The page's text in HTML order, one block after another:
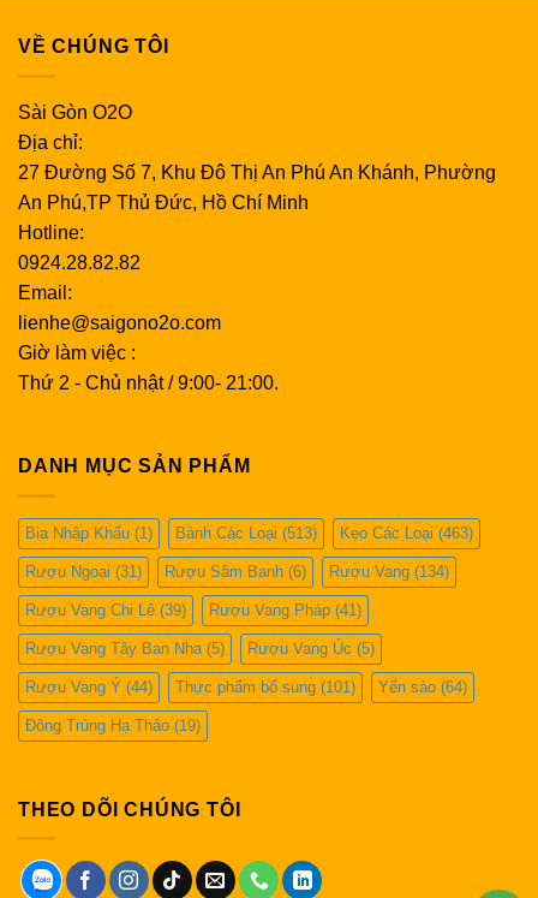
VỀ CHÚNG TÔI
Sài Gòn O2O
Địa chỉ:
27 Đường Số 7, Khu Đô Thị An Phú An Khánh, Phường
An Phú,TP Thủ Đức, Hồ Chí Minh
Hotline:
0924.28.82.82
Email:
lienhe@saigono2o.com
Giờ làm việc :
Thứ 2 - Chủ nhật / 9:00- 21:00.
DANH MỤC SẢN PHẨM
Bia Nhập Khẩu (1) Bánh Các Loại (513) Kẹo Các Loại (463)
Rượu Ngoại (31) Rượu Sâm Banh (6) Rượu Vang (134)
Rượu Vang Chi Lê (39) Rượu Vang Pháp (41)
Rượu Vang Tây Ban Nha (5) Rượu Vang Úc (5)
Rượu Vang Ý (44) Thực phẩm bổ sung (101) Yến sào (64)
Đông Trùng Hạ Thảo (19)
THEO DÕI CHÚNG TÔI